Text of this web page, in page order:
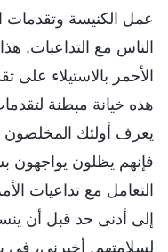
عمل الكنيسة وتقدمات
الناس مع التداعيات.
الأحمر بالاستيلاء على
هذه خيانة مبطنة
يعرف أولئك المخلصون
فإنهم يظلون يواجهون
التعامل مع تداعيات
إلى أدنى حد قبل أن
لسلامتهم. أخبرني، في